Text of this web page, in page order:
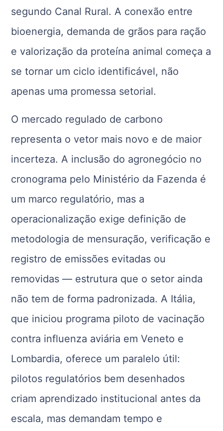
segundo Canal Rural. A conexão entre
bioenergia, demanda de grãos para ração
e valorização da proteína animal começa a
se tornar um ciclo identificável, não
apenas uma promessa setorial.
O mercado regulado de carbono
representa o vetor mais novo e de maior
incerteza. A inclusão do agronegócio no
cronograma pelo Ministério da Fazenda é
um marco regulatório, mas a
operacionalização exige definição de
metodologia de mensuração, verificação e
registro de emissões evitadas ou
removidas — estrutura que o setor ainda
não tem de forma padronizada. A Itália,
que iniciou programa piloto de vacinação
contra influenza aviária em Veneto e
Lombardia, oferece um paralelo útil:
pilotos regulatórios bem desenhados
criam aprendizado institucional antes da
escala, mas demandam tempo e